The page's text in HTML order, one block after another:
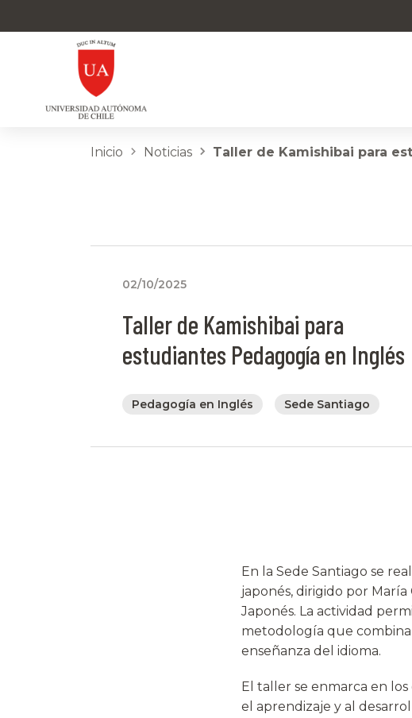
Inicio Noticias Taller de Kamishibai para
02/10/2025
Taller de Kamishibai para
estudiantes Pedagogía en Inglés
Pedagogía en Inglés Sede Santiago
En la Sede Santiago se
japonés, dirigido por
Japonés. La actividad
metodología que combina
enseñanza del idioma.
El taller se enmarca en los
el aprendizaje y al